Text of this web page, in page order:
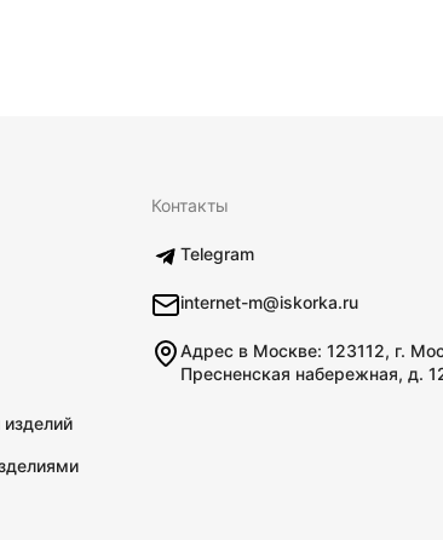
Контакты
Telegram
internet-m@iskorka.ru
Адрес в Москве: 123112, г.
Пресненская набережная, д.